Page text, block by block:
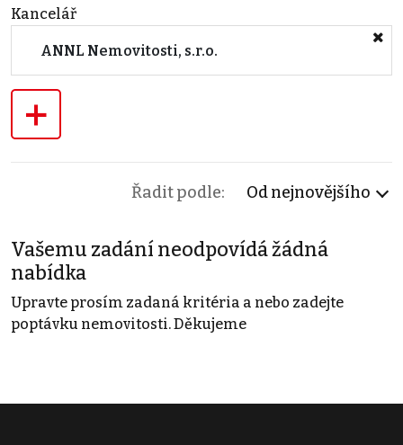
Kancelář
ANNL Nemovitosti, s.r.o.
+
Řadit podle: Od nejnovějšího
Vašemu zadání neodpovídá žádná
nabídka
Upravte prosím zadaná kritéria a nebo zadejte
poptávku nemovitosti. Děkujeme